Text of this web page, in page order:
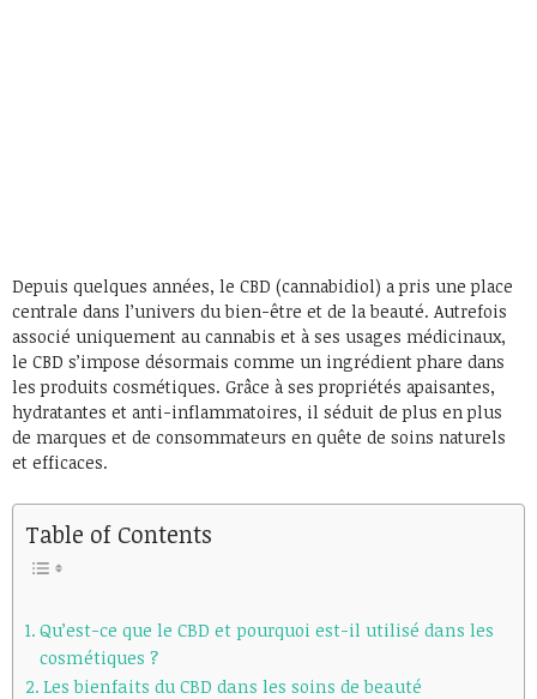
Depuis quelques années, le CBD (cannabidiol) a pris une place
centrale dans l’univers du bien-être et de la beauté. Autrefois
associé uniquement au cannabis et à ses usages médicinaux,
le CBD s’impose désormais comme un ingrédient phare dans
les produits cosmétiques. Grâce à ses propriétés apaisantes,
hydratantes et anti-inflammatoires, il séduit de plus en plus
de marques et de consommateurs en quête de soins naturels
et efficaces.
Table of Contents
Qu’est-ce que le CBD et pourquoi est-il utilisé dans les
cosmétiques ?
Les bienfaits du CBD dans les soins de beauté